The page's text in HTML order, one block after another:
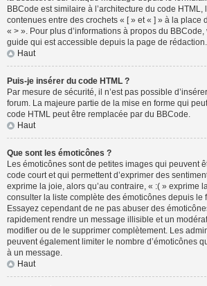
BBCode est similaire à l’architecture du code HTML,
contenues entre des crochets « [ » et « ] » à la place
« > ». Pour plus d’informations à propos du
guide qui est accessible depuis la page de rédaction.
Haut
Puis-je insérer du code HTML ?
Par mesure de sécurité, il n’est pas possible
forum. La majeure partie de la mise en forme qui
code HTML peut être remplacée par du BBCode.
Haut
Que sont les émoticônes ?
Les émoticônes sont de petites images qui peuvent
code court et qui permettent d’exprimer des
exprime la joie, alors qu’au contraire, « :( » exprime
consulter la liste complète des émoticônes depuis le
Essayez cependant de ne pas abuser des
rapidement rendre un message illisible et un
modifier ou de le supprimer complètement. Les
peuvent également limiter le nombre d’émoticônes
à un message.
Haut